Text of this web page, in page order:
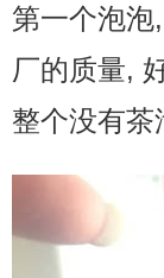
第一个泡
厂的质量,
整个没有茶